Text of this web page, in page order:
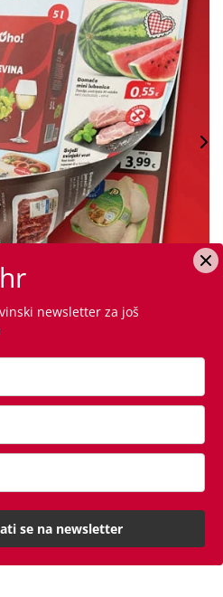
PONUDU
newsletter za još
se na newsletter